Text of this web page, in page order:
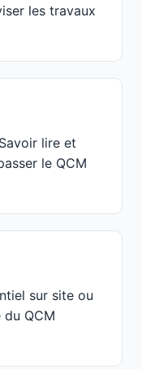
les travaux
lire et
le QCM
sur site ou
QCM